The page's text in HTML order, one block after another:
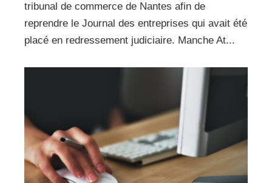
tribunal de commerce de Nantes afin de
reprendre le Journal des entreprises qui avait été
placé en redressement judiciaire. Manche At...